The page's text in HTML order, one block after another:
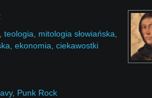
teologia mitologia słowiańska
ekonomia ciekawostki
, Punk Rock